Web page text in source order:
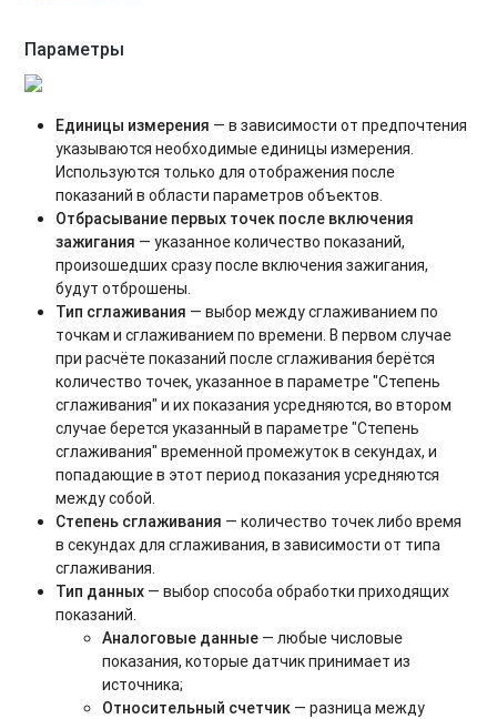
Параметры
Единицы измерения — в зависимости от предпочтения
указываются необходимые единицы измерения.
Используются только для отображения после
показаний в области параметров объектов.
Отбрасывание первых точек после включения
зажигания — указанное количество показаний,
произошедших сразу после включения зажигания,
будут отброшены.
Тип сглаживания — выбор между сглаживанием по
точкам и сглаживанием по времени. В первом случае
при расчёте показаний после сглаживания берётся
количество точек, указанное в параметре "Степень
сглаживания" и их показания усредняются, во втором
случае берется указанный в параметре "Степень
сглаживания" временной промежуток в секундах, и
попадающие в этот период показания усредняются
между собой.
Степень сглаживания — количество точек либо время
в секундах для сглаживания, в зависимости от типа
сглаживания.
Тип данных — выбор способа обработки приходящих
показаний.
Аналоговые данные — любые числовые
показания, которые датчик принимает из
источника;
Относительный счетчик — разница между